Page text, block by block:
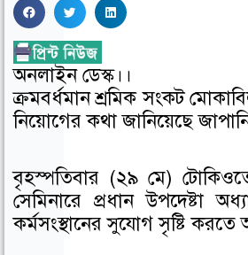
S
h
a
r
e
o
S
h
a
r
e
o
t
S
h
r
e
অনলাইন ডেস্ক।।
ক্রমবর্ধমান শ্রমিক সংকট
নিয়োগের কথা জানিয়েছে
বৃহস্পতিবার (২৯ মে)
সেমিনারে প্রধান উপদেষ্টা
কর্মসংস্থানের সুযোগ সৃষ্টি